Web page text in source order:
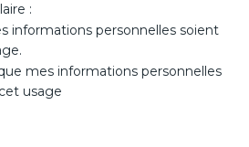
:
informations personnelles soient
mes informations personnelles
usage